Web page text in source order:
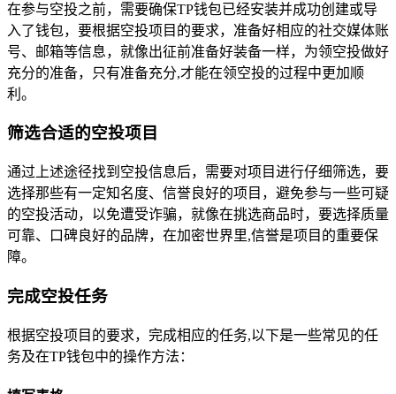
在参与空投之前，需要确保TP钱包已经安装并成功创建或导
入了钱包，要根据空投项目的要求，准备好相应的社交媒体账
号、邮箱等信息，就像出征前准备好装备一样，为领空投做好
充分的准备，只有准备充分,才能在领空投的过程中更加顺
利。
筛选合适的空投项目
通过上述途径找到空投信息后，需要对项目进行仔细筛选，要
选择那些有一定知名度、信誉良好的项目，避免参与一些可疑
的空投活动，以免遭受诈骗，就像在挑选商品时，要选择质量
可靠、口碑良好的品牌，在加密世界里,信誉是项目的重要保
障。
完成空投任务
根据空投项目的要求，完成相应的任务,以下是一些常见的任
务及在TP钱包中的操作方法：